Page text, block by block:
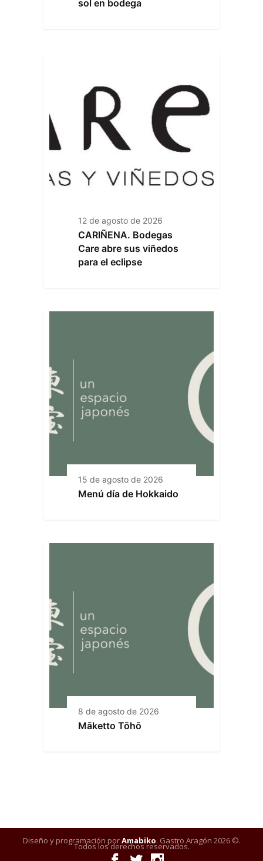
sol en bodega
12 de agosto de 2026
CARIÑENA. Bodegas
Care abre sus viñedos
para el eclipse
15 de agosto de 2026
Menú día de Hokkaido
8 de agosto de 2026
Māketto Tōhō
Diseño y programación porAmabiko. Gastro Aragón 2026 ©.
Todos los derechos reservados.